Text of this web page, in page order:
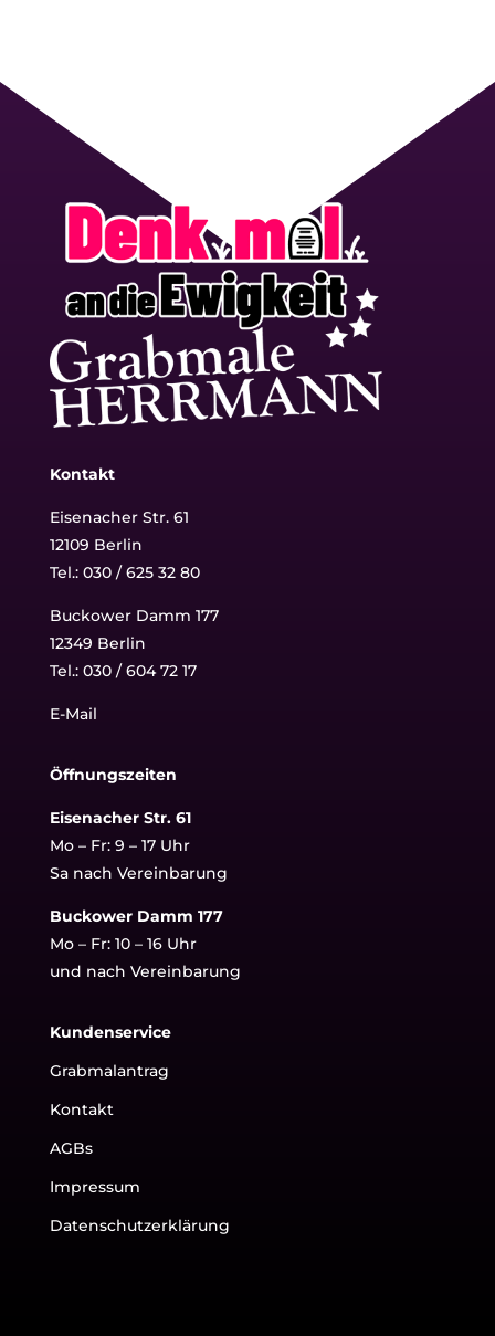
Kontakt
Eisenacher Str. 61
12109 Berlin
Tel.: 030 / 625 32 80
Buckower Damm 177
12349 Berlin
Tel.: 030 / 604 72 17
E-Mail
Öffnungszeiten
Eisenacher Str. 61
Mo – Fr: 9 – 17 Uhr
Sa nach Vereinbarung
Buckower Damm 177
Mo – Fr: 10 – 16 Uhr
und nach Vereinbarung
Kundenservice
Grabmalantrag
Kontakt
AGBs
Impressum
Datenschutzerklärung